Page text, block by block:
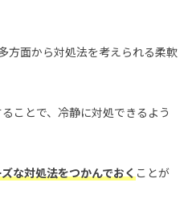
方面から対処法を考えられる柔軟
ことで、冷静に対処できるよう
な対処法をつかんでおく ことが